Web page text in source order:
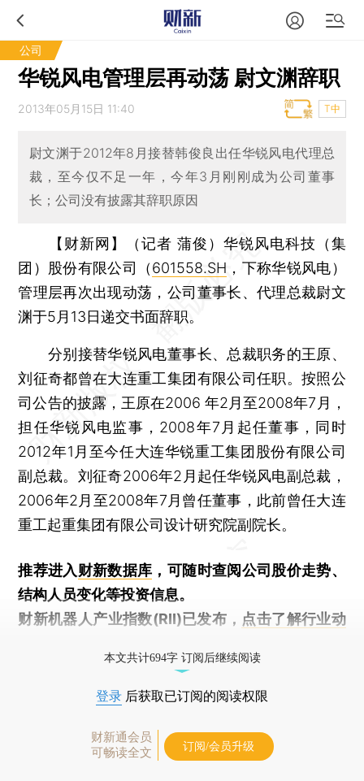
公司
华锐风电管理层再动荡 尉文渊辞职
2013年05月15日 11:40 T中
尉文渊于2012年8月接替韩俊良出任华锐风电代理总
裁，至今仅不足一年，今年3月刚刚成为公司董事
长；公司没有披露其辞职原因
【财新网】（记者 蒲俊） 华锐风电科技（集
团）股份有限公司（601558.SH ，下称华锐风电）
管理层再次出现动荡，公司董事长、代理总裁尉文
渊于5月13日递交书面辞职。
分别接替华锐风电董事长、总裁职务的王原、
刘征奇都曾在大连重工集团有限公司任职。按照公
司公告的披露，王原在2006 年2月至2008年7月，
担任华锐风电监事，2008年7月起任董事，同时
2012年1月至今任大连华锐重工集团股份有限公司
副总裁。刘征奇2006年2月起任华锐风电副总裁，
2006年2月至2008年7月曾任董事，此前曾任大连
重工起重集团有限公司设计研究院副院长。
推荐进入财新数据库 ，可随时查阅公司股价走势、
结构人员变化等投资信息。
财新机器人产业指数(RII)已发布， 点击了解行业动
本文共计694字 订阅后继续阅读
登录 后获取已订阅的阅读权限
财新通会员
可畅读全文
订阅/会员升级